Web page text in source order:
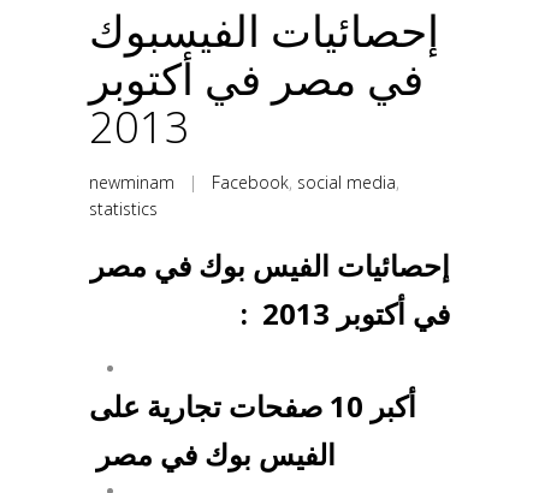
إحصائيات الفيسبوك
في مصر في أكتوبر
2013
newminam | Facebook, social media,
statistics
إحصائيات الفيس بوك في مصر
في أكتوبر 2013 :
أكبر 10 صفحات تجارية على
الفيس بوك في مصر